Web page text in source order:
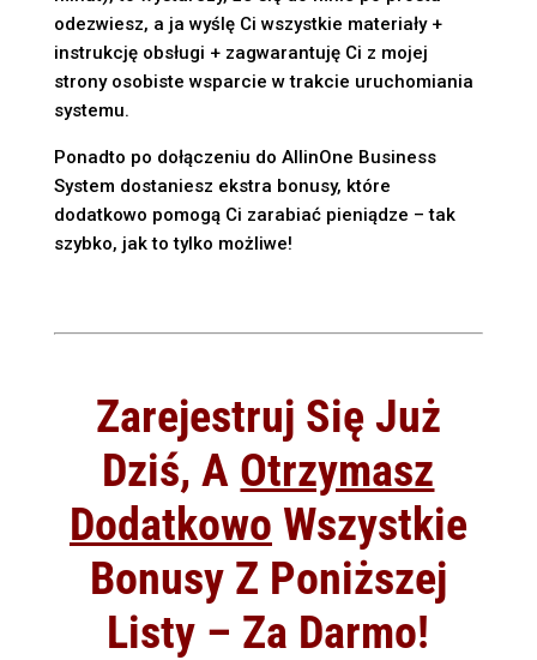
odezwiesz, a ja wyślę Ci wszystkie materiały +
instrukcję obsługi + zagwarantuję Ci z mojej
strony osobiste wsparcie w trakcie uruchomiania
systemu.
Ponadto po dołączeniu do AllinOne Business
System dostaniesz ekstra bonusy, które
dodatkowo pomogą Ci zarabiać pieniądze – tak
szybko, jak to tylko możliwe!
Zarejestruj Się Już
Dziś, A Otrzymasz
Dodatkowo Wszystkie
Bonusy Z Poniższej
Listy – Za Darmo!